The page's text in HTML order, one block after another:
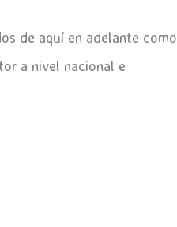
de aquí en adelante como
a nivel nacional e